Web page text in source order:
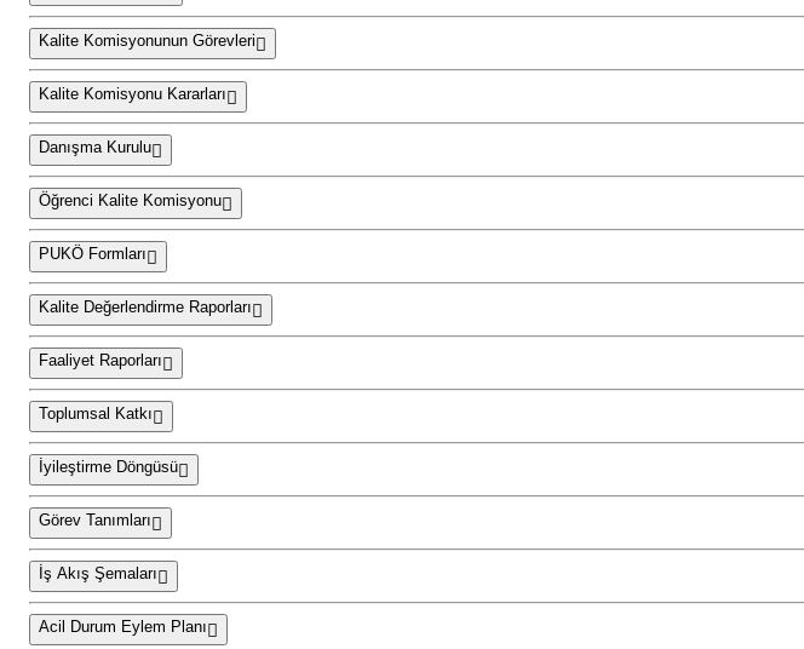
Kalite Komisyonunun Görevleri
Kalite Komisyonu Kararları
Danışma Kurulu
Öğrenci Kalite Komisyonu
PUKÖ Formları
Kalite Değerlendirme Raporları
Faaliyet Raporları
Toplumsal Katkı
İyileştirme Döngüsü
Görev Tanımları
İş Akış Şemaları
Acil Durum Eylem Planı